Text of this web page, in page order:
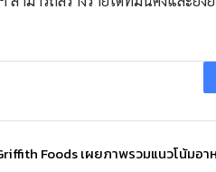
Foods เผยภาพรวมแนวโน้มอา